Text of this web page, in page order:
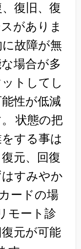
復旧、復
がありま
故障が無
場合が多
トしてし
性が低減
状態の把
する事は
元、回復
すみやか
ードの場
モート診
元が可能